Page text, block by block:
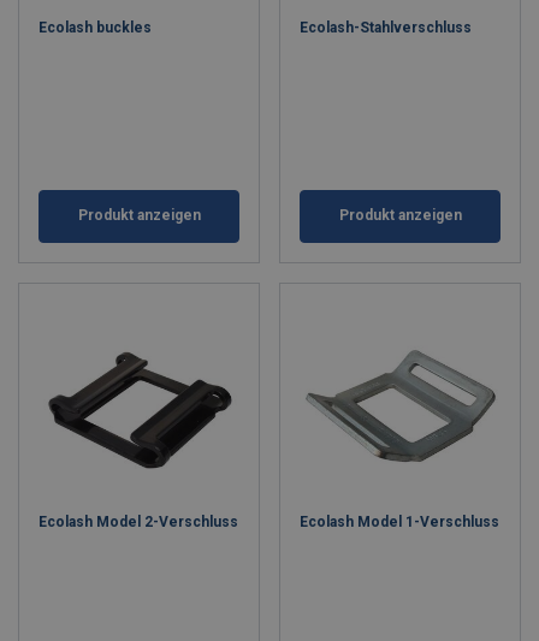
Ecolash buckles
Produkt anzeigen
Ecolash-Stahlverschluss
Produkt anzeigen
Ecolash Model 2-Verschluss Ecolash Model 1-Verschluss